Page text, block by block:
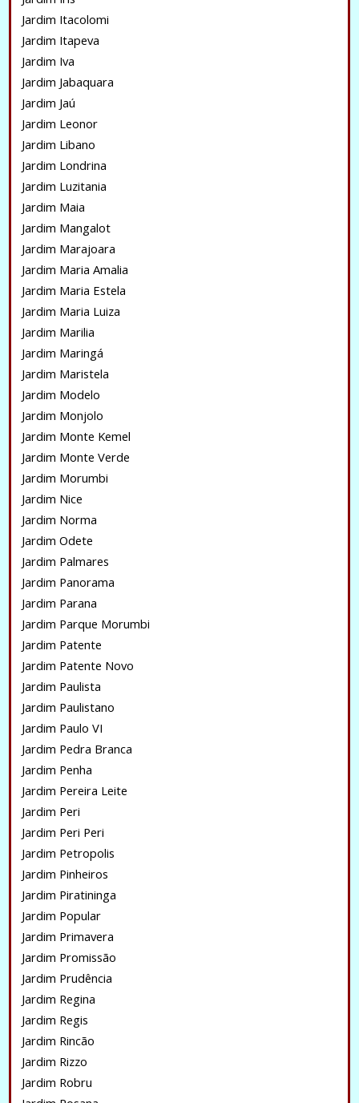
Jardim Itacolomi
Jardim Itapeva
Jardim Iva
Jardim Jabaquara
Jardim Jaú
Jardim Leonor
Jardim Libano
Jardim Londrina
Jardim Luzitania
Jardim Maia
Jardim Mangalot
Jardim Marajoara
Jardim Maria Amalia
Jardim Maria Estela
Jardim Maria Luiza
Jardim Marilia
Jardim Maringá
Jardim Maristela
Jardim Modelo
Jardim Monjolo
Jardim Monte Kemel
Jardim Monte Verde
Jardim Morumbi
Jardim Nice
Jardim Norma
Jardim Odete
Jardim Palmares
Jardim Panorama
Jardim Parana
Jardim Parque Morumbi
Jardim Patente
Jardim Patente Novo
Jardim Paulista
Jardim Paulistano
Jardim Paulo VI
Jardim Pedra Branca
Jardim Penha
Jardim Pereira Leite
Jardim Peri
Jardim Peri Peri
Jardim Petropolis
Jardim Pinheiros
Jardim Piratininga
Jardim Popular
Jardim Primavera
Jardim Promissão
Jardim Prudência
Jardim Regina
Jardim Regis
Jardim Rincão
Jardim Rizzo
Jardim Robru